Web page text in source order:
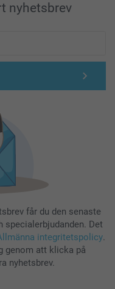
nyhetsbrev
får du den senaste
Det
integritetspolicy.
genom att klicka på
nyhetsbrev.